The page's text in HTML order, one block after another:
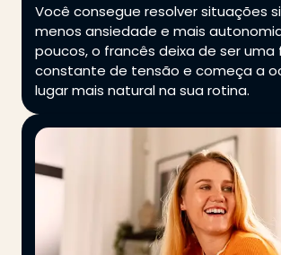
Você consegue resolver situações
menos ansiedade e mais
poucos, o francês deixa de ser uma
constante de tensão e começa a
lugar mais natural na sua rotina.